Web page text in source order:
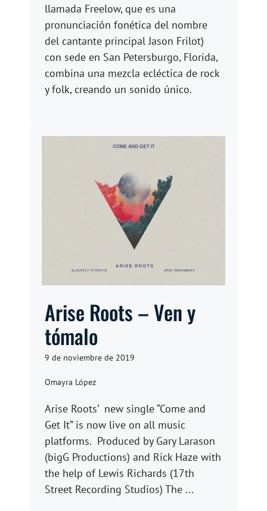
llamada Freelow, que es una
pronunciación fonética del nombre
del cantante principal Jason Frilot)
con sede en San Petersburgo, Florida,
combina una mezcla ecléctica de rock
y folk, creando un sonido único.
Arise Roots – Ven y
tómalo
9 de noviembre de 2019
Omayra López
Arise Roots’ new single “Come and
Get It” is now live on all music
platforms. Produced by Gary Larason
(bigG Productions) and Rick Haze with
the help of Lewis Richards (17th
Street Recording Studios) The ...